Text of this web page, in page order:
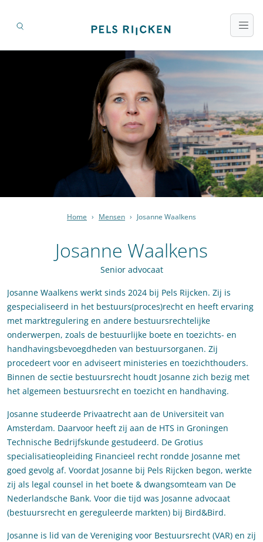
Home › Mensen › Josanne Waalkens
Josanne Waalkens
Senior advocaat
Josanne Waalkens werkt sinds 2024 bij Pels Rijcken. Zij is
gespecialiseerd in het bestuurs(proces)recht en heeft ervaring
met marktregulering en andere bestuursrechtelijke
onderwerpen, zoals de bestuurlijke boete en toezichts- en
handhavingsbevoegdheden van bestuursorganen. Zij
procedeert voor en adviseert ministeries en toezichthouders.
Binnen de sectie bestuursrecht houdt Josanne zich bezig met
het algemeen bestuursrecht en toezicht en handhaving.
Josanne studeerde Privaatrecht aan de Universiteit van
Amsterdam. Daarvoor heeft zij aan de HTS in Groningen
Technische Bedrijfskunde gestudeerd. De Grotius
specialisatieopleiding Financieel recht rondde Josanne met
goed gevolg af. Voordat Josanne bij Pels Rijcken begon, werkte
zij als legal counsel in het boete & dwangsomteam van De
Nederlandsche Bank. Voor die tijd was Josanne advocaat
(bestuursrecht en gereguleerde markten) bij Bird&Bird.
Josanne is lid van de Vereniging voor Bestuursrecht (VAR) en zij